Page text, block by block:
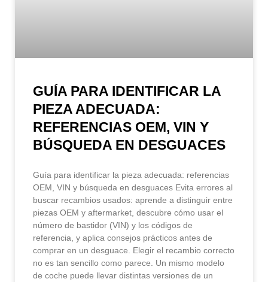
GUÍA PARA IDENTIFICAR LA
PIEZA ADECUADA:
REFERENCIAS OEM, VIN Y
BÚSQUEDA EN DESGUACES
Guía para identificar la pieza adecuada: referencias
OEM, VIN y búsqueda en desguaces Evita errores al
buscar recambios usados: aprende a distinguir entre
piezas OEM y aftermarket, descubre cómo usar el
número de bastidor (VIN) y los códigos de
referencia, y aplica consejos prácticos antes de
comprar en un desguace. Elegir el recambio correcto
no es tan sencillo como parece. Un mismo modelo
de coche puede llevar distintas versiones de un